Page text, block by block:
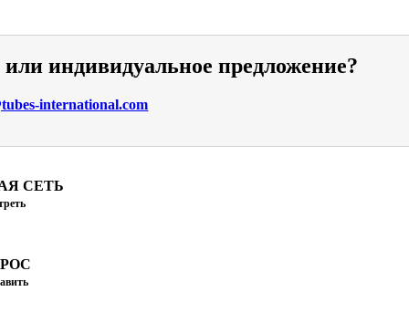
индивидуальное предложение?
international.com
СЕТЬ